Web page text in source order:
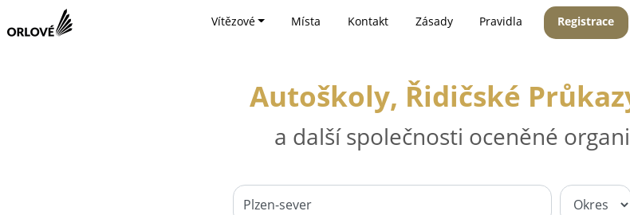
Vítězové Místa Kontakt Zásady Pravidla Registrace
Autoškoly, Řidičské
a další společnosti oceněné